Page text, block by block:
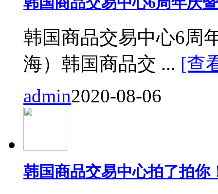
韩国商品交易中心6周
海）韩国商品交 ... [查
admin2020-08-06
韩国商品交易中心拍了拍你